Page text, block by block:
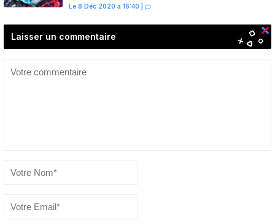
Le 8 Déc 2020 à 16:40
Laisser un commentaire